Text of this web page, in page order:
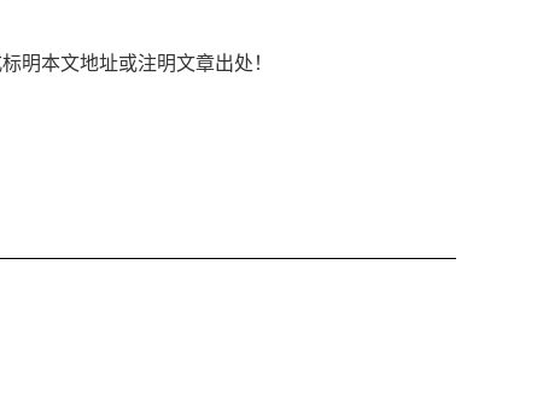
明本文地址或注明文章出处！